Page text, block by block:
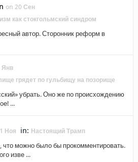
on 20 Сен
как стокгольмский синдром
автор. Сторонник реформ в
Янв
грядет по гульбищу на позорище
убрать. Оно же по происхождению
...
Ноя in: Настоящий Трамп
что можно было бы прокомментировать.
изве ...